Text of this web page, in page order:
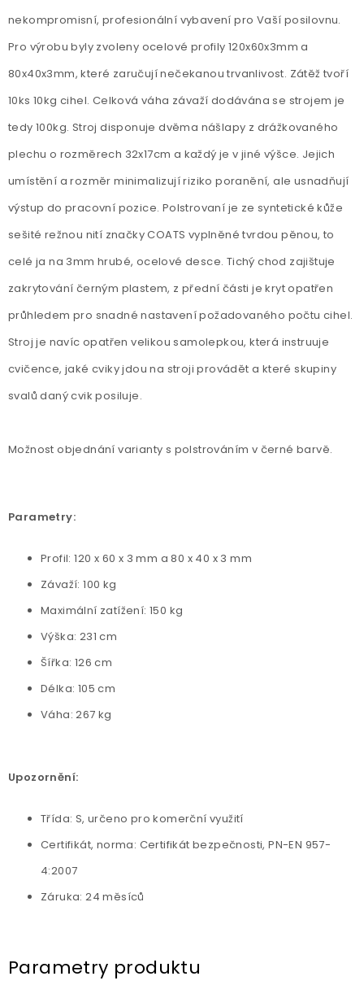
nekompromisní, profesionální vybavení pro Vaší posilovnu.
Pro výrobu byly zvoleny ocelové profily 120x60x3mm a
80x40x3mm, které zaručují nečekanou trvanlivost. Zátěž tvoří
10ks 10kg cihel. Celková váha závaží dodávána se strojem je
tedy 100kg. Stroj disponuje dvěma nášlapy z drážkovaného
plechu o rozměrech 32x17cm a každý je v jiné výšce. Jejich
umístění a rozměr minimalizují riziko poranění, ale usnadňují
výstup do pracovní pozice. Polstrovaní je ze syntetické kůže
sešité režnou nití značky COATS vyplněné tvrdou pěnou, to
celé ja na 3mm hrubé, ocelové desce. Tichý chod zajištuje
zakrytování černým plastem, z přední části je kryt opatřen
průhledem pro snadné nastavení požadovaného počtu cihel.
Stroj je navíc opatřen velikou samolepkou, která instruuje
cvičence, jaké cviky jdou na stroji provádět a které skupiny
svalů daný cvik posiluje.
Možnost objednání varianty s polstrováním v černé barvě.
Parametry:
Profil: 120 x 60 x 3 mm a 80 x 40 x 3 mm
Závaží: 100 kg
Maximální zatížení: 150 kg
Výška: 231 cm
Šířka: 126 cm
Délka: 105 cm
Váha: 267 kg
Upozornění:
Třída: S, určeno pro komerční využití
Certifikát, norma: Certifikát bezpečnosti, PN-EN 957-
4:2007
Záruka: 24 měsíců
Parametry produktu